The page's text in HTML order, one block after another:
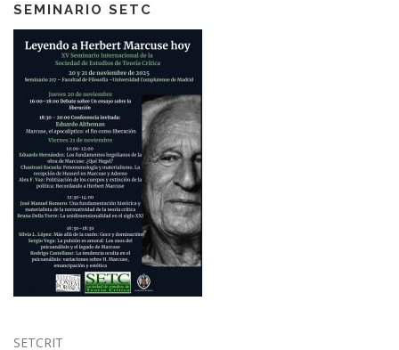
SEMINARIO SETC
SETCRIT